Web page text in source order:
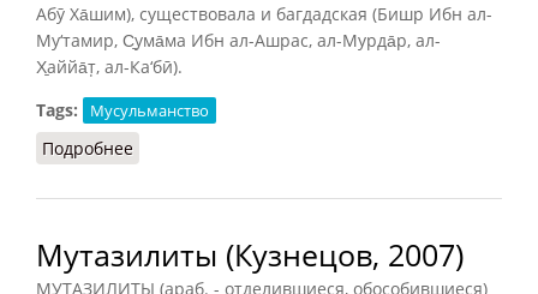
Абӯ Ха̄шим), существовала и багдадская (Бишр Ибн ал-
Му‘тамир, С̱ума̄ма Ибн ал-Ашрас, ал-Мурда̄р, ал-
Х̱аййа̄т̣, ал-Ка‘бӣ).
Tags:
Мусульманство
Подробнее
Мутазилиты (Кузнецов, 2007)
МУТАЗИЛИТЫ (араб. - отделившиеся, обособившиеся)